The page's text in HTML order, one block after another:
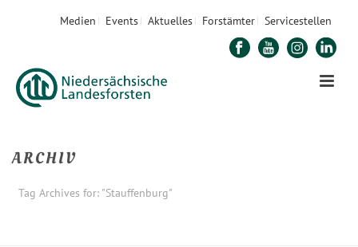
Medien Events Aktuelles Forstämter Servicestellen
ARCHIV
Tag Archives for: "Stauffenburg"